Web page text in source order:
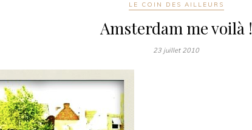
LE COIN DES AILLEURS
Amsterdam me voilà !
23 juillet 2010